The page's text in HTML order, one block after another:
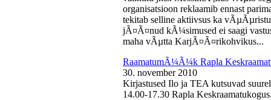
organisatsioon reklaamib ennast
tekitab selline aktiivsus ka
jÃ¤Ã¤nud kÃ¼simused ei saagi
maha vÃµtta KarjÃ¤Ã¤rikohvikus...
RaamatumÃ¼Ã¼k Rapla
30. november 2010
Kirjastused Ilo ja TEA kutsuvad
14.00-17.30 Rapla